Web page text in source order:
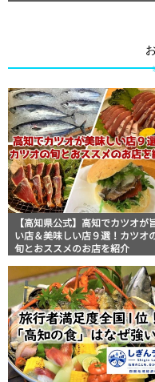
【高知県公式】高知でカツオが
い店＆美味しい店９選！カツオ
旬とおススメのお店を紹介